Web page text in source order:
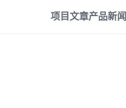
项目文章产品新闻